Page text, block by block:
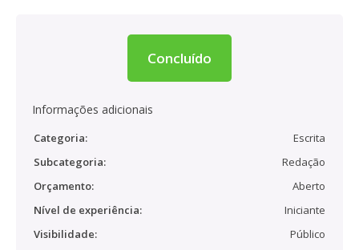
Concluído
Informações adicionais
Categoria:
Escrita
Subcategoria:
Redação
Orçamento:
Aberto
Nível de experiência:
Iniciante
Visibilidade:
Público